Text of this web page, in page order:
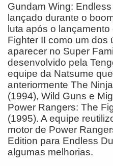
Gundam Wing:
lançado durante o
luta após o lançamento
Fighter II como um dos
aparecer no Super
desenvolvido pela
equipe da Natsume
anteriormente The
(1994), Wild Guns e
Power Rangers: The
(1995). A equipe
motor de Power
Edition para Endless
algumas melhorias.